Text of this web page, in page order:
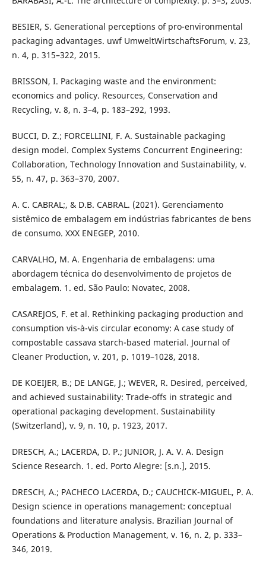
BESIER, S. Generational perceptions of pro-environmental
packaging advantages. uwf UmweltWirtschaftsForum, v. 23,
n. 4, p. 315–322, 2015.
BRISSON, I. Packaging waste and the environment:
economics and policy. Resources, Conservation and
Recycling, v. 8, n. 3–4, p. 183–292, 1993.
BUCCI, D. Z.; FORCELLINI, F. A. Sustainable packaging
design model. Complex Systems Concurrent Engineering:
Collaboration, Technology Innovation and Sustainability, v.
55, n. 47, p. 363–370, 2007.
A. C. CABRAL;, & D.B. CABRAL. (2021). Gerenciamento
sistêmico de embalagem em indústrias fabricantes de bens
de consumo. XXX ENEGEP, 2010.
CARVALHO, M. A. Engenharia de embalagens: uma
abordagem técnica do desenvolvimento de projetos de
embalagem. 1. ed. São Paulo: Novatec, 2008.
CASAREJOS, F. et al. Rethinking packaging production and
consumption vis-à-vis circular economy: A case study of
compostable cassava starch-based material. Journal of
Cleaner Production, v. 201, p. 1019–1028, 2018.
DE KOEIJER, B.; DE LANGE, J.; WEVER, R. Desired, perceived,
and achieved sustainability: Trade-offs in strategic and
operational packaging development. Sustainability
(Switzerland), v. 9, n. 10, p. 1923, 2017.
DRESCH, A.; LACERDA, D. P.; JUNIOR, J. A. V. A. Design
Science Research. 1. ed. Porto Alegre: [s.n.], 2015.
DRESCH, A.; PACHECO LACERDA, D.; CAUCHICK-MIGUEL, P. A.
Design science in operations management: conceptual
foundations and literature analysis. Brazilian Journal of
Operations & Production Management, v. 16, n. 2, p. 333–
346, 2019.